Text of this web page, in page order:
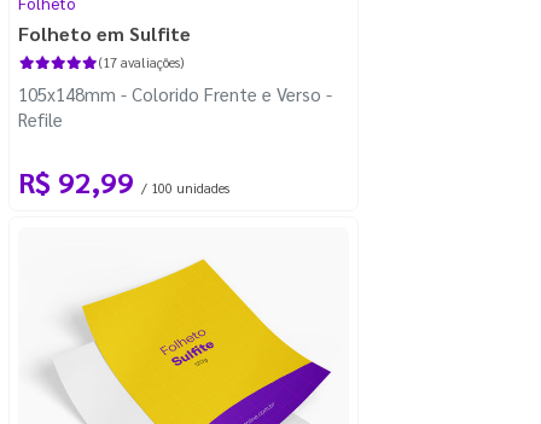
Folheto em Sulfite
(17 avaliações)
105x148mm - Colorido Frente e Verso -
Refile
R$ 92,99 / 100 unidades